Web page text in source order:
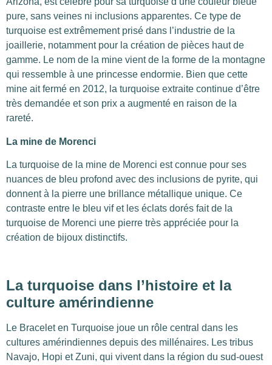
pure, sans veines ni inclusions apparentes. Ce type de
turquoise est extrêmement prisé dans l’industrie de la
joaillerie, notamment pour la création de pièces haut de
gamme. Le nom de la mine vient de la forme de la montagne
qui ressemble à une princesse endormie. Bien que cette
mine ait fermé en 2012, la turquoise extraite continue d’être
très demandée et son prix a augmenté en raison de la
rareté.
La mine de Morenci
La turquoise de la mine de Morenci est connue pour ses
nuances de bleu profond avec des inclusions de pyrite, qui
donnent à la pierre une brillance métallique unique. Ce
contraste entre le bleu vif et les éclats dorés fait de la
turquoise de Morenci une pierre très appréciée pour la
création de bijoux distinctifs.
La turquoise dans l’histoire et la
culture amérindienne
Le Bracelet en Turquoise joue un rôle central dans les
cultures amérindiennes depuis des millénaires. Les tribus
Navajo, Hopi et Zuni, qui vivent dans la région du sud-ouest